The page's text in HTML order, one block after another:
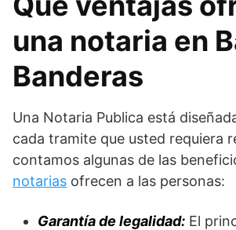
una notaria en
Banderas
Una Notaria Publica está
cada tramite que usted requiera
contamos algunas de las
notarias ofrecen a las personas:
Garantía de legalidad: El